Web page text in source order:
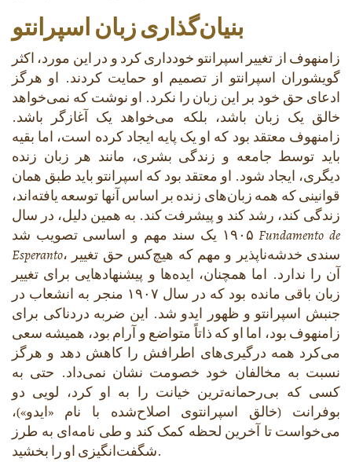
بنیان‌گذاری زبان اسپرانتو
زامنهوف از تغییر اسپرانتو خودداری کرد و در این مورد، اکثر
گویشوران اسپرانتو از تصمیم او حمایت کردند. او هرگز
ادعای حق خود بر این زبان را نکرد. او نوشت که نمی‌خواهد
خالق یک زبان باشد، بلکه می‌خواهد یک آغازگر باشد.
زامنهوف معتقد بود که او یک پایه ایجاد کرده است، اما بقیه
باید توسط جامعه و زندگی بشری، مانند هر زبان زنده
دیگری، ایجاد شود. او معتقد بود که اسپرانتو باید طبق همان
قوانینی که همه زبان‌های زنده بر اساس آنها توسعه یافته‌اند،
زندگی کند، رشد کند و پیشرفت کند. به همین دلیل، در سال
۱۹۰۵ یک سند مهم و اساسی تصویب شدFundamento de
Esperanto، سندی خدشه‌ناپذیر و مهم که هیچ‌کس حق تغییر
آن را ندارد. اما همچنان، ایده‌ها و پیشنهادهایی برای تغییر
زبان باقی مانده بود که در سال ۱۹۰۷ منجر به انشعاب در
جنبش اسپرانتو و ظهور ایدو شد. این ضربه دردناکی برای
زامنهوف بود، اما او که ذاتاً متواضع و آرام بود، همیشه سعی
می‌کرد همه درگیری‌های اطرافش را کاهش دهد و هرگز
نسبت به مخالفان خود خصومت نشان نمی‌داد. حتی به
کسی که بی‌رحمانه‌ترین خیانت را به او کرد، لویی دو
بوفرانت (خالق اسپرانتوی اصلاح‌شده با نام «ایدو»)،
می‌خواست تا آخرین لحظه کمک کند و طی نامه‌ای به طرز
شگفت‌انگیزی او را بخشید.